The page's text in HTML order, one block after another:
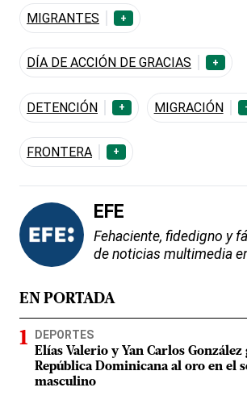
MIGRANTES
+
DÍA DE ACCIÓN DE GRACIAS +
DETENCIÓN + MIGRACIÓN
FRONTERA +
EFE
Fehaciente, fidedigno y
de noticias multimedia
EN PORTADA
DEPORTES
Elías Valerio y Yan Carlos González
República Dominicana al oro en el
masculino